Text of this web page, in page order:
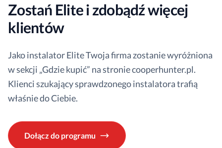
Zostań Elite i zdobądź więcej
klientów
Jako instalator Elite Twoja firma zostanie wyróżniona
w sekcji „Gdzie kupić” na stronie cooperhunter.pl.
Klienci szukający sprawdzonego instalatora trafią
właśnie do Ciebie.
Dołącz do programu